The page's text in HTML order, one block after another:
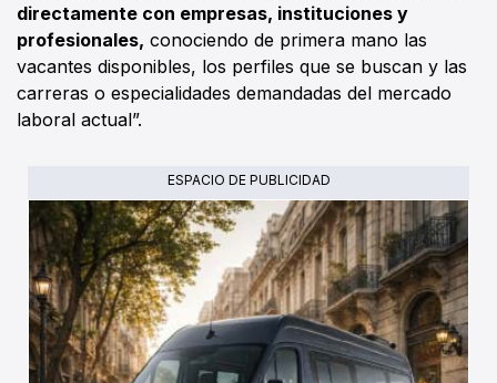
directamente con empresas, instituciones y
profesionales, conociendo de primera mano las
vacantes disponibles, los perfiles que se buscan y las
carreras o especialidades demandadas del mercado
laboral actual”.
ESPACIO DE PUBLICIDAD